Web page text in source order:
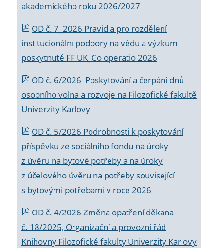
akademického roku 2026/2027
OD č. 7_2026 Pravidla pro rozdělení
institucionální podpory na vědu a výzkum
poskytnuté FF UK_Co operatio 2026
OD č. 6/2026 Poskytování a čerpání dnů
osobního volna a rozvoje na Filozofické fakultě
Univerzity Karlovy
OD č. 5/2026 Podrobnosti k poskytování
příspěvku ze sociálního fondu na úroky
z úvěru na bytové potřeby a na úroky
z účelového úvěru na potřeby související
s bytovými potřebami v roce 2026
OD č. 4/2026 Změna opatření děkana
č. 18/2025, Organizační a provozní řád
Knihovny Filozofické fakulty Univerzity Karlovy